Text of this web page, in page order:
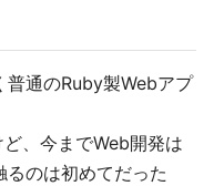
通のRuby製Webアプ
、今までWeb開発は
のは初めてだった